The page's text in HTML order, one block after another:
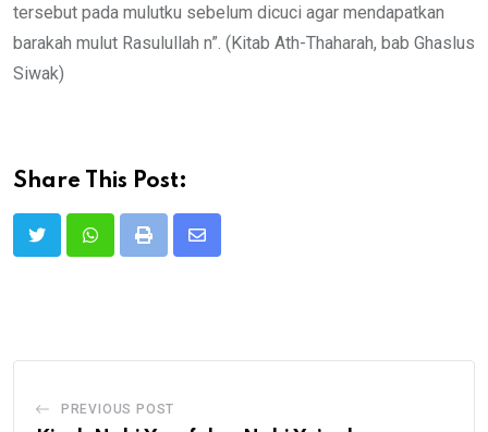
tersebut pada mulutku sebelum dicuci agar mendapatkan
barakah mulut Rasulullah n”. (Kitab Ath-Thaharah, bab Ghaslus
Siwak)
Share This Post:
Print
Share
PREVIOUS POST